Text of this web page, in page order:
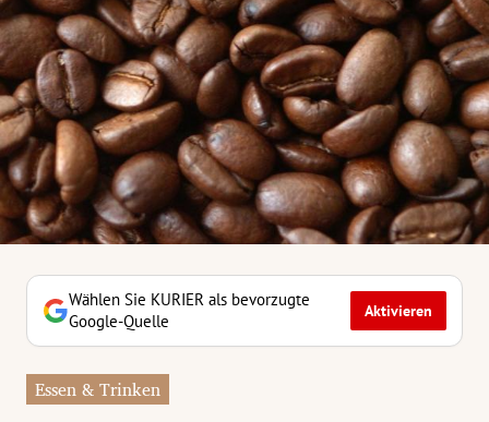
Untermenü
Untermenü
Untermenü
Untermenü
Untermenü
Untermenü
Untermenü
Wählen Sie KURIER als bevorzugte
Google-Quelle
Aktivieren
Essen & Trinken